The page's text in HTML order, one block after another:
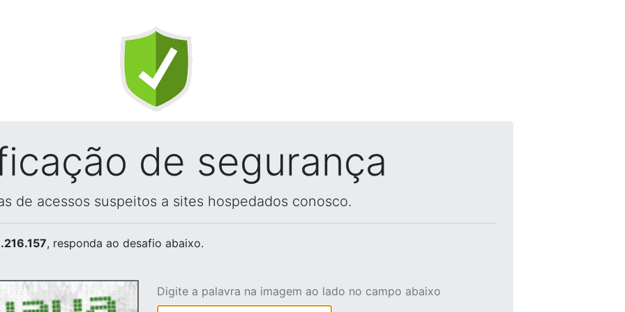
de segurança
de acessos suspeitos a sites hospedados conosco.
, responda ao desafio abaixo.
Digite a palavra na imagem ao lado no campo abaixo